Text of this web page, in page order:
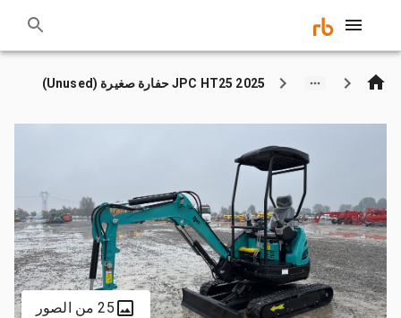
2025 JPC HT25 حفارة صغيرة (Unused)
25 من الصور